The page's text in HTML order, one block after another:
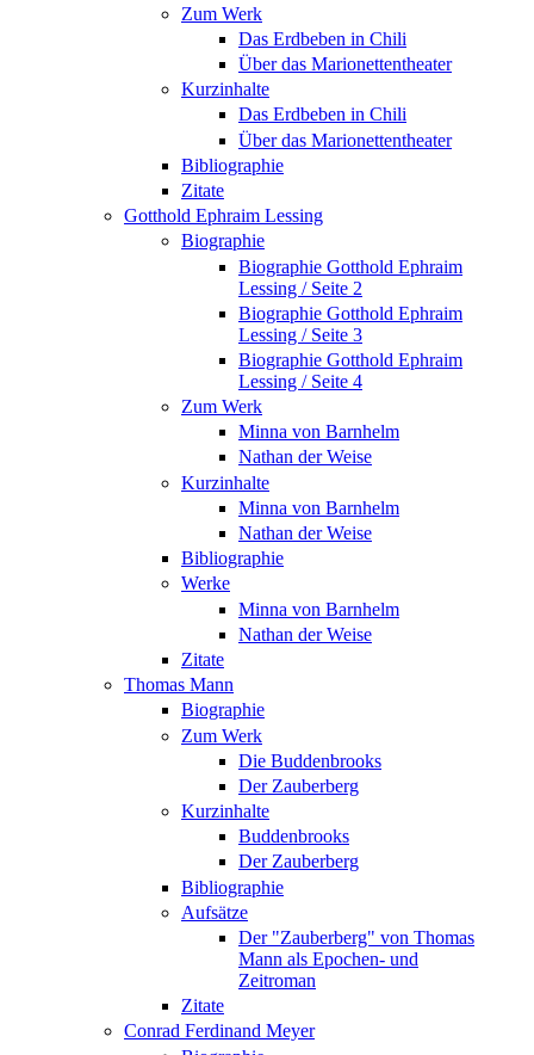
Zum Werk
Das Erdbeben in Chili
Über das Marionettentheater
Kurzinhalte
Das Erdbeben in Chili
Über das Marionettentheater
Bibliographie
Zitate
Gotthold Ephraim Lessing
Biographie
Biographie Gotthold Ephraim
Lessing / Seite 2
Biographie Gotthold Ephraim
Lessing / Seite 3
Biographie Gotthold Ephraim
Lessing / Seite 4
Zum Werk
Minna von Barnhelm
Nathan der Weise
Kurzinhalte
Minna von Barnhelm
Nathan der Weise
Bibliographie
Werke
Minna von Barnhelm
Nathan der Weise
Zitate
Thomas Mann
Biographie
Zum Werk
Die Buddenbrooks
Der Zauberberg
Kurzinhalte
Buddenbrooks
Der Zauberberg
Bibliographie
Aufsätze
Der "Zauberberg" von Thomas
Mann als Epochen- und
Zeitroman
Zitate
Conrad Ferdinand Meyer